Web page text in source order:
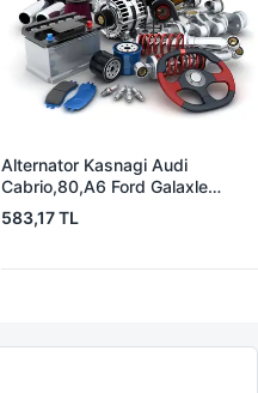
Alternator Kasnagi Audi
Cabrio,80,A6 Ford Galaxle
1,9TDI Mercedes Benz Skoda
Seat Alhambra | ZEN 5352 |
583,17 TL